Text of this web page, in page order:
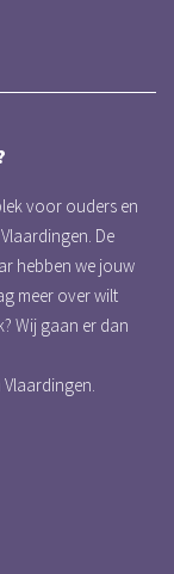
voor ouders en
De
hebben we jouw
meer over wilt
Wij gaan er dan